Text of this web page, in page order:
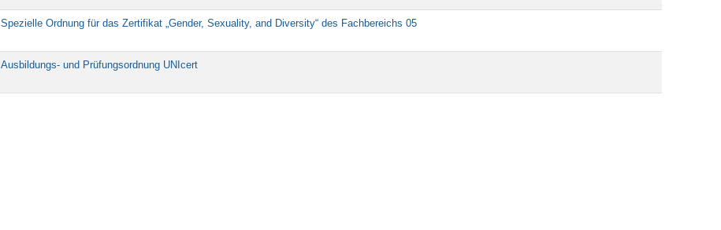
Spezielle Ordnung für das Zertifikat „Gender, Sexuality, and Diversity“ des Fachbereichs 05
Ausbildungs- und Prüfungsordnung UNIcert